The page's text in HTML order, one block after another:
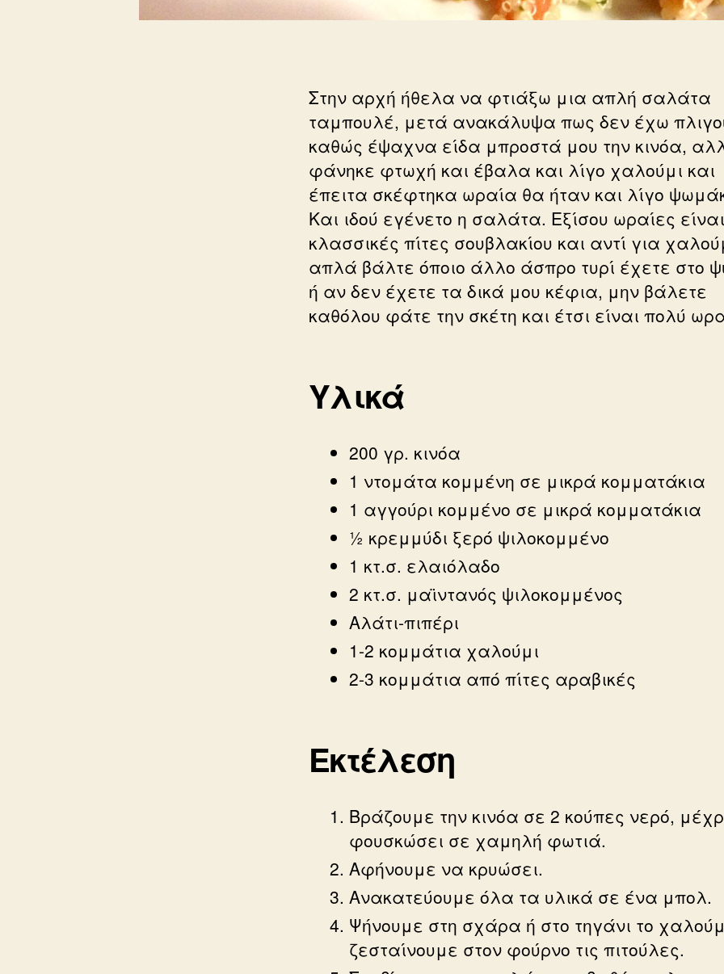
Στην αρχή ήθελα να φτιάξω μια απλή σαλάτα
ταμπουλέ, μετά ανακάλυψα πως δεν έχω
καθώς έψαχνα είδα μπροστά μου την κινόα,
φάνηκε φτωχή και έβαλα και λίγο χαλούμι και
έπειτα σκέφτηκα ωραία θα ήταν και λίγο
Και ιδού εγένετο η σαλάτα. Εξίσου ωραίες είναι
κλασσικές πίτες σουβλακίου και αντί για
απλά βάλτε όποιο άλλο άσπρο τυρί έχετε στο
ή αν δεν έχετε τα δικά μου κέφια, μην βάλετε
καθόλου φάτε την σκέτη και έτσι είναι πολύ
Υλικά
200 γρ. κινόα
1 ντομάτα κομμένη σε μικρά κομματάκια
1 αγγούρι κομμένο σε μικρά κομματάκια
½ κρεμμύδι ξερό ψιλοκομμένο
1 κτ.σ. ελαιόλαδο
2 κτ.σ. μαϊντανός ψιλοκομμένος
Αλάτι-πιπέρι
1-2 κομμάτια χαλούμι
2-3 κομμάτια από πίτες αραβικές
Εκτέλεση
Βράζουμε την κινόα σε 2 κούπες νερό,
φουσκώσει σε χαμηλή φωτιά.
Αφήνουμε να κρυώσει.
Ανακατεύουμε όλα τα υλικά σε ένα μπολ.
Ψήνουμε στη σχάρα ή στο τηγάνι το
ζεσταίνουμε στον φούρνο τις πιτούλες.